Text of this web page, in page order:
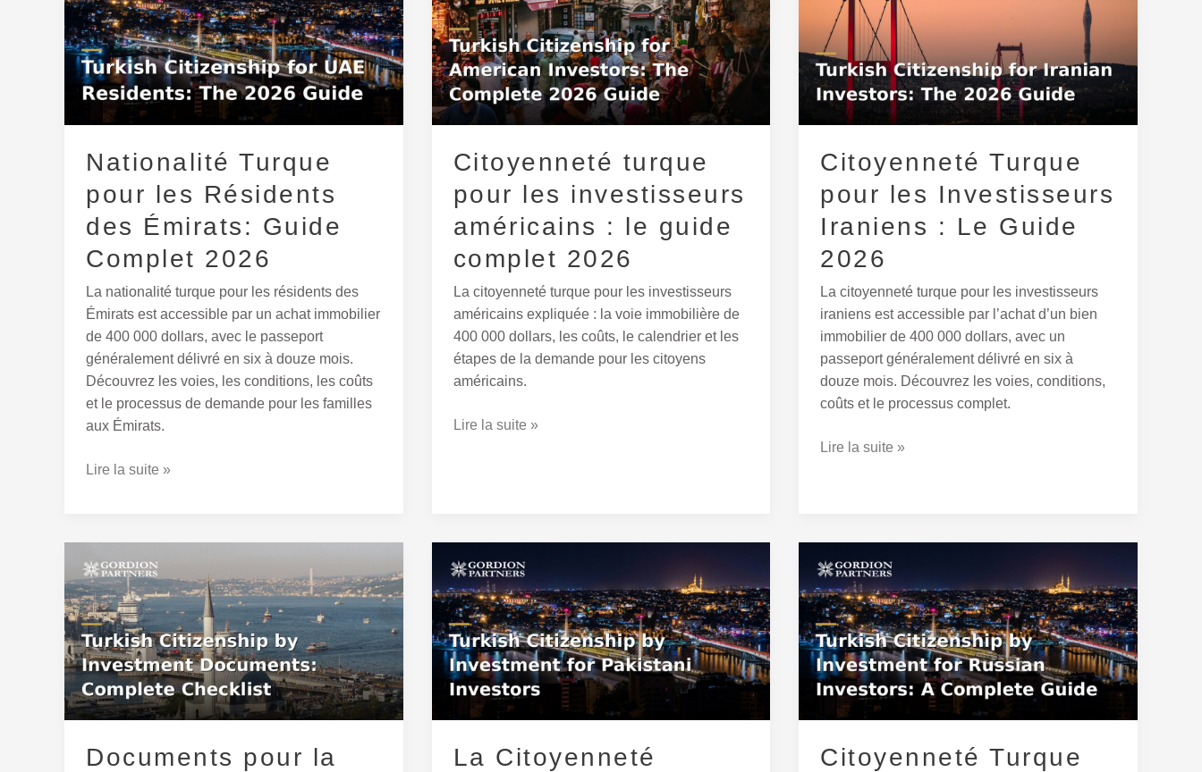
Nationalité Turque
pour les Résidents
des Émirats: Guide
Complet 2026
La nationalité turque pour les résidents des
Émirats est accessible par un achat immobilier
de 400 000 dollars, avec le passeport
généralement délivré en six à douze mois.
Découvrez les voies, les conditions, les coûts
et le processus de demande pour les familles
aux Émirats.
pour
les
Résidents
des
Émirats:
Complet
Lire la suite »
Citoyenneté turque
pour les investisseurs
américains : le guide
complet 2026
La citoyenneté turque pour les investisseurs
américains expliquée : la voie immobilière de
400 000 dollars, les coûts, le calendrier et les
étapes de la demande pour les citoyens
américains.
pour
les
investisseurs
américains
guide
2026
Lire la suite »
Citoyenneté Turque
pour les Investisseurs
Iraniens : Le Guide
2026
La citoyenneté turque pour les investisseurs
iraniens est accessible par l’achat d’un bien
immobilier de 400 000 dollars, avec un
passeport généralement délivré en six à
douze mois. Découvrez les voies, conditions,
coûts et le processus complet.
pour
les
Investisseurs
Iraniens
Guide
Lire la suite »
Documents pour la
Documents
pour
la
Citoyenneté
Turque
par
Investissement
Liste
La Citoyenneté
La
Citoyenneté
Turque
par
Investissement
pour
Pakistanais
Citoyenneté Turque
Citoyenneté
Turque
par
l’Investissement
pour
les
Investisseurs
: